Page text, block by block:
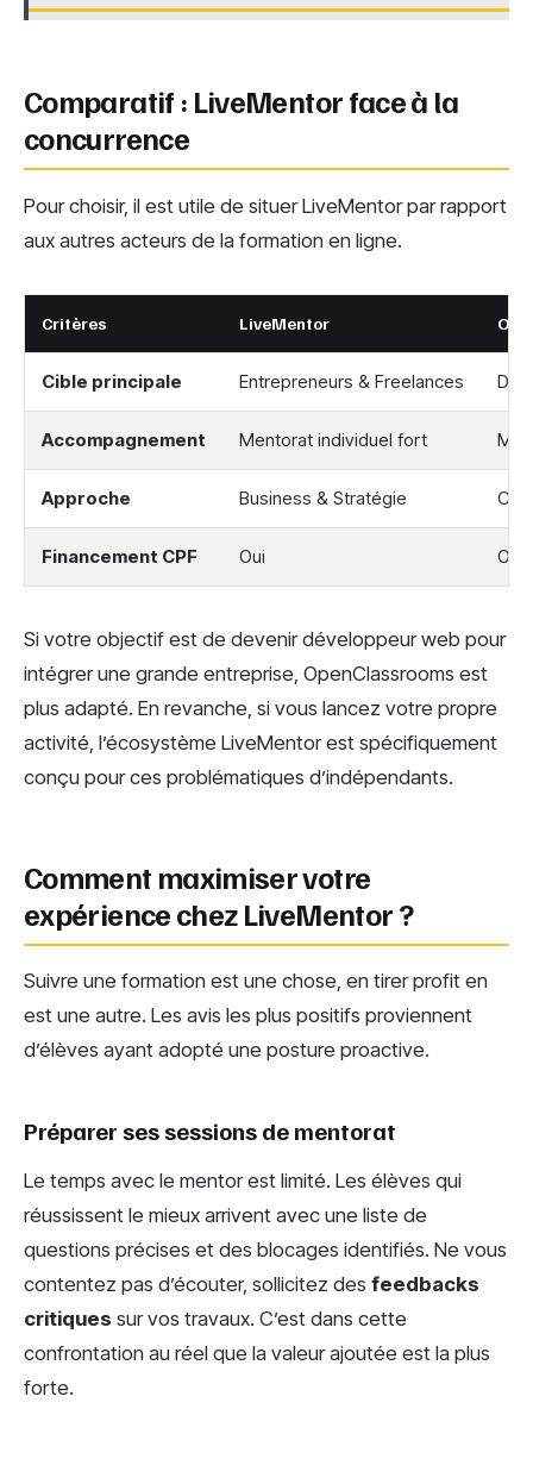
Comparatif : LiveMentor face à la
concurrence
Pour choisir, il est utile de situer LiveMentor par rapport
aux autres acteurs de la formation en ligne.
Critères LiveMentor
Cible principale Entrepreneurs & Freelances
Accompagnement Mentorat individuel fort
Approche Business & Stratégie
Financement CPF Oui Oui
Si votre objectif est de devenir développeur web pour
intégrer une grande entreprise, OpenClassrooms est
plus adapté. En revanche, si vous lancez votre propre
activité, l’écosystème LiveMentor est spécifiquement
conçu pour ces problématiques d’indépendants.
Comment maximiser votre
expérience chez LiveMentor ?
Suivre une formation est une chose, en tirer profit en
est une autre. Les avis les plus positifs proviennent
d’élèves ayant adopté une posture proactive.
Préparer ses sessions de mentorat
Le temps avec le mentor est limité. Les élèves qui
réussissent le mieux arrivent avec une liste de
questions précises et des blocages identifiés. Ne vous
contentez pas d’écouter, sollicitez des feedbacks
critiques sur vos travaux. C’est dans cette
confrontation au réel que la valeur ajoutée est la plus
forte.